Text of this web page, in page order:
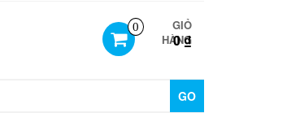
0
GIỎ
HÀNG
0 ₫
GO